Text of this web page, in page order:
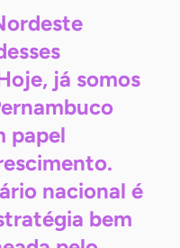
já somos
papel
nacional é
bem